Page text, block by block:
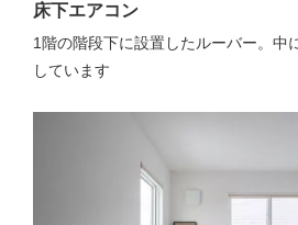
床下エアコン
1階の階段下に設置したルーバー。中
しています